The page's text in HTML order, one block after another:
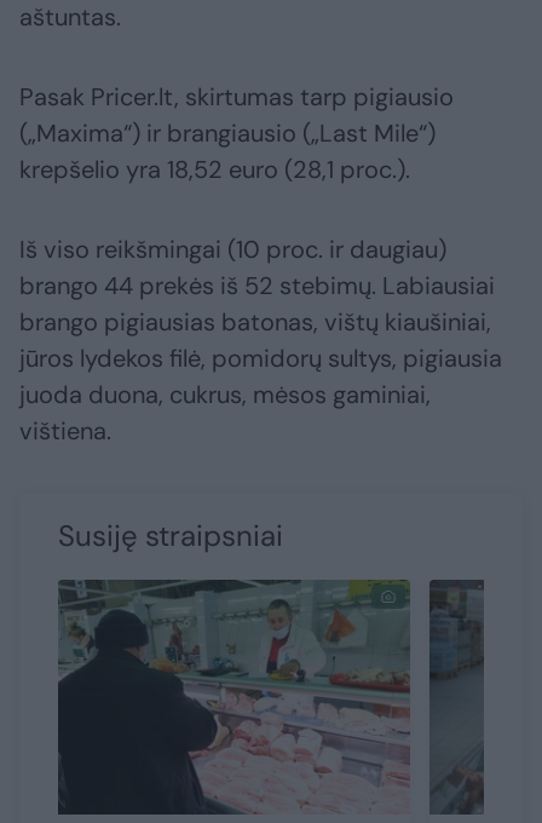
aštuntas.
Pasak Pricer.lt, skirtumas tarp pigiausio
(„Maxima“) ir brangiausio („Last Mile“)
krepšelio yra 18,52 euro (28,1 proc.).
Iš viso reikšmingai (10 proc. ir daugiau)
brango 44 prekės iš 52 stebimų. Labiausiai
brango pigiausias batonas, vištų kiaušiniai,
jūros lydekos filė, pomidorų sultys, pigiausia
juoda duona, cukrus, mėsos gaminiai,
vištiena.
Susiję straipsniai